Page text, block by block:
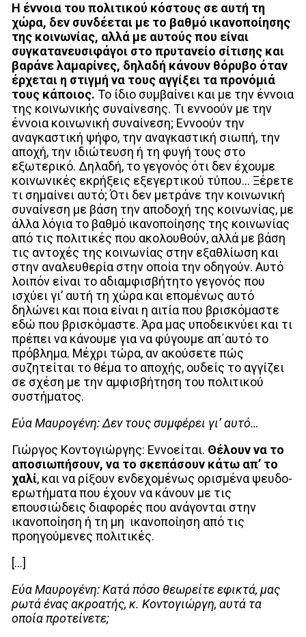
Η έννοια του πολιτικού κόστους σε αυτή τη
χώρα, δεν συνδέεται με το βαθμό ικανοποίησης
της κοινωνίας, αλλά με αυτούς που είναι
συγκατανευσιφάγοι στο πρυτανείο σίτισης και
βαράνε λαμαρίνες, δηλαδή κάνουν θόρυβο όταν
έρχεται η στιγμή να τους αγγίξει τα προνόμιά
τους κάποιος. Το ίδιο συμβαίνει και με την έννοια
της κοινωνικής συναίνεσης. Τι εννοούν με την
έννοια κοινωνική συναίνεση; Εννοούν την
αναγκαστική ψήφο, την αναγκαστική σιωπή, την
αποχή, την ιδιώτευση ή τη φυγή τους στο
εξωτερικό. Δηλαδή, το γεγονός ότι δεν έχουμε
κοινωνικές εκρήξεις εξεγερτικού τύπου… Ξέρετε
τι σημαίνει αυτό; Ότι δεν μετράνε την κοινωνική
συναίνεση με βάση την αποδοχή της κοινωνίας, με
άλλα λόγια το βαθμό ικανοποίησης της κοινωνίας
από τις πολιτικές που ακολουθούν, αλλά με βάση
τις αντοχές της κοινωνίας στην εξαθλίωση και
στην αναλευθερία στην οποία την οδηγούν. Αυτό
λοιπόν είναι το αδιαμφισβήτητο γεγονός που
ισχύει γι’ αυτή τη χώρα και επομένως αυτό
δηλώνει και ποια είναι η αιτία που βρισκόμαστε
εδώ που βρισκόμαστε. Άρα μας υποδεικνύει και τι
πρέπει να κάνουμε για να φύγουμε απ΄αυτό το
πρόβλημα. Μέχρι τώρα, αν ακούσετε πώς
συζητείται το θέμα το αποχής, ουδείς το αγγίζει
σε σχέση με την αμφισβήτηση του πολιτικού
συστήματος.
Εύα Μαυρογένη: Δεν τους συμφέρει γι’ αυτό…
Γιώργος Κοντογιώργης: Εννοείται. Θέλουν να το
αποσιωπήσουν, να το σκεπάσουν κάτω απ’ το
χαλί, και να ρίξουν ενδεχομένως ορισμένα ψευδο-
ερωτήματα που έχουν να κάνουν με τις
επουσιώδεις διαφορές που ανάγονται στην
ικανοποίηση ή τη μη ικανοποίηση από τις
προηγούμενες πολιτικές.
[…]
Εύα Μαυρογένη: Κατά πόσο θεωρείτε εφικτά, μας
ρωτά ένας ακροατής, κ. Κοντογιώργη, αυτά τα
οποία προτείνετε;